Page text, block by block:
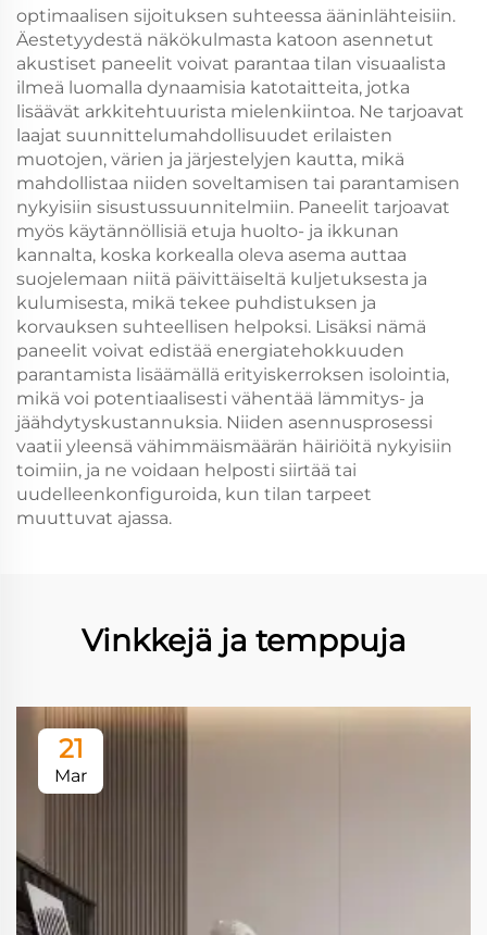
optimaalisen sijoituksen suhteessa ääninlähteisiin.
Äestetyydestä näkökulmasta katoon asennetut
akustiset paneelit voivat parantaa tilan visuaalista
ilmeä luomalla dynaamisia katotaitteita, jotka
lisäävät arkkitehtuurista mielenkiintoa. Ne tarjoavat
laajat suunnittelumahdollisuudet erilaisten
muotojen, värien ja järjestelyjen kautta, mikä
mahdollistaa niiden soveltamisen tai parantamisen
nykyisiin sisustussuunnitelmiin. Paneelit tarjoavat
myös käytännöllisiä etuja huolto- ja ikkunan
kannalta, koska korkealla oleva asema auttaa
suojelemaan niitä päivittäiseltä kuljetuksesta ja
kulumisesta, mikä tekee puhdistuksen ja
korvauksen suhteellisen helpoksi. Lisäksi nämä
paneelit voivat edistää energiatehokkuuden
parantamista lisäämällä erityiskerroksen isolointia,
mikä voi potentiaalisesti vähentää lämmitys- ja
jäähdytyskustannuksia. Niiden asennusprosessi
vaatii yleensä vähimmäismäärän häiriöitä nykyisiin
toimiin, ja ne voidaan helposti siirtää tai
uudelleenkonfiguroida, kun tilan tarpeet
muuttuvat ajassa.
Vinkkejä ja temppuja
21
Mar